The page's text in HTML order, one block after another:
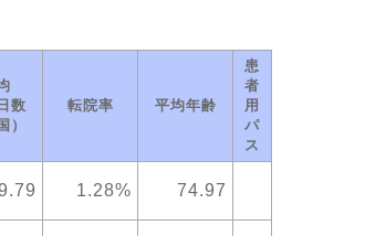
数
）
転院率 平均年齢
患
者
用
パ
ス
1.28% 74.97